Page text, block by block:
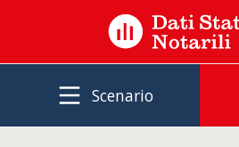
Scenario